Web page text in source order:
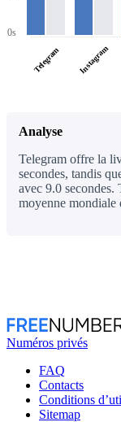
0s
Telegram Instagram
Analyse
Telegram offre la
secondes, tandis
avec 9.0 secondes.
moyenne mondiale
Numéros privés
FAQ
Contacts
Conditions
Sitemap